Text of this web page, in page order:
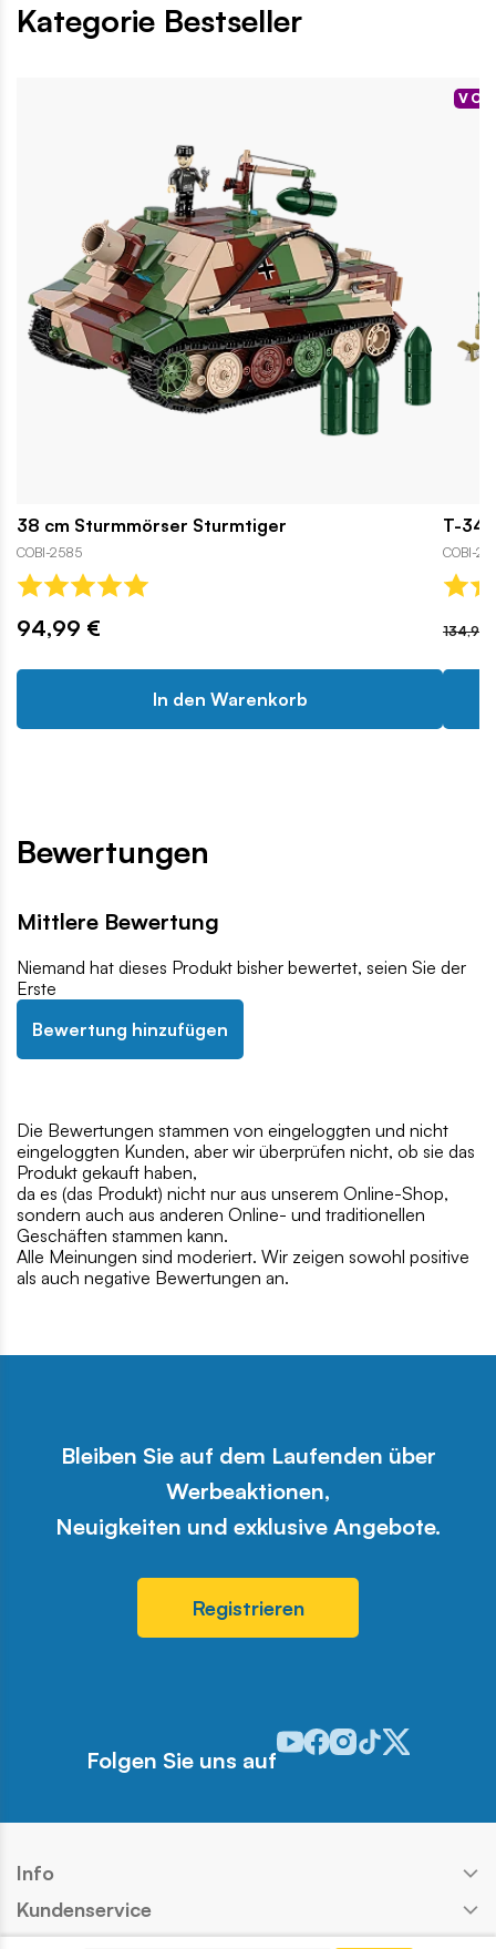
Kategorie Bestseller
38 cm Sturmmörser Sturmtiger
COBI-2585
94,99 €
In den Warenkorb
T-34-
COBI-
134,99
Bewertungen
Mittlere Bewertung
Niemand hat dieses Produkt bisher bewertet, seien Sie der
Erste
Bewertung hinzufügen
Die Bewertungen stammen von eingeloggten und nicht
eingeloggten Kunden, aber wir überprüfen nicht, ob sie das
Produkt gekauft haben,
da es (das Produkt) nicht nur aus unserem Online-Shop,
sondern auch aus anderen Online- und traditionellen
Geschäften stammen kann.
Alle Meinungen sind moderiert. Wir zeigen sowohl positive
als auch negative Bewertungen an.
Bleiben Sie auf dem Laufenden über
Werbeaktionen,
Neuigkeiten und exklusive Angebote.
Registrieren
Folgen Sie uns auf
Odwiedź nasz profil w
Odwiedź nasz profil w
Odwiedź nasz profil w
Odwiedź nasz
Odwiedź nasz
Info
Kundenservice